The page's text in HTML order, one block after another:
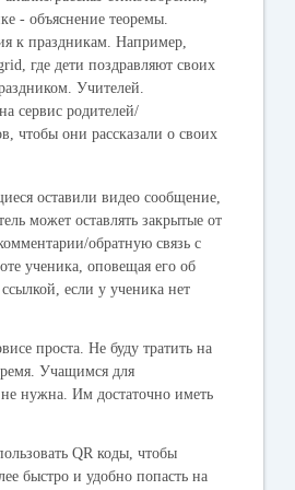
- объяснение теоремы.
к праздникам. Например,
где дети поздравляют своих
Учителей.
сервис родителей/
чтобы они рассказали о своих
оставили видео сообщение,
может оставлять закрытые от
обратную связь с
ученика, оповещая его об
если у ученика нет
проста. Не буду тратить на
Учащимся для
не нужна. Им достаточно иметь
QR коды, чтобы
быстро и удобно попасть на